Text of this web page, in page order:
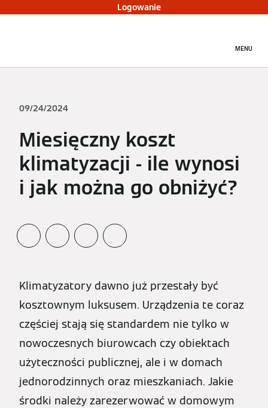
Logowanie
MENU
09/24/2024
Miesięczny koszt
klimatyzacji - ile wynosi
i jak można go obniżyć?
Klimatyzatory dawno już przestały być
kosztownym luksusem. Urządzenia te coraz
częściej stają się standardem nie tylko w
nowoczesnych biurowcach czy obiektach
użyteczności publicznej, ale i w domach
jednorodzinnych oraz mieszkaniach. Jakie
środki należy zarezerwować w domowym